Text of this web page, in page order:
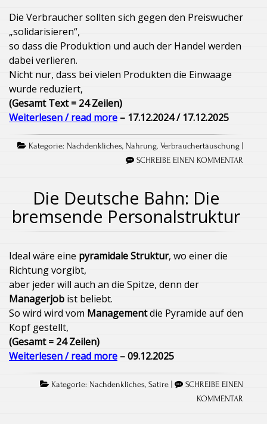
Die Verbraucher sollten sich gegen den Preiswucher
„solidarisieren“,
so dass die Produktion und auch der Handel werden
dabei verlieren.
Nicht nur, dass bei vielen Produkten die Einwaage
wurde reduziert,
(Gesamt Text = 24 Zeilen)
Weiterlesen / read more – 17.12.2024 / 17.12.2025
Kategorie: Nachdenkliches, Nahrung, Verbrauchertäuschung
SCHREIBE EINEN KOMMENTAR
Die Deutsche Bahn: Die
bremsende Personalstruktur
Ideal wäre eine pyramidale Struktur, wo einer die
Richtung vorgibt,
aber jeder will auch an die Spitze, denn der
Managerjob ist beliebt.
So wird wird vom Managementdie Pyramide auf den
Kopf gestellt,
(Gesamt = 24 Zeilen)
Weiterlesen / read more – 09.12.2025
Kategorie: Nachdenkliches, Satire
SCHREIBE EINEN
KOMMENTAR